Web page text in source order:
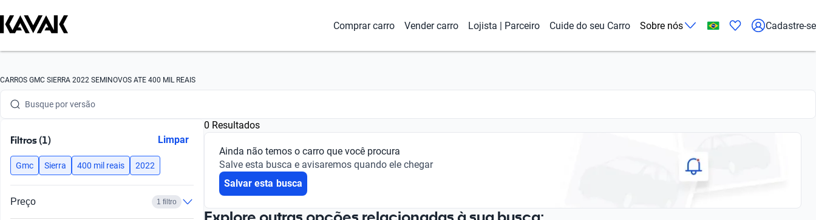
Comprar carro Vender carro Lojista | Parceiro Cuide do seu Carro Sobre nós Cadastre-se
CARROS GMC SIERRA 2022 SEMINOVOS ATE 400 MIL REAIS
Busque por marca
Busque por modelo
Busque por versão
Busque por marca
Busque por modelo
Filtros (1) Limpar
Gmc Sierra 400 mil reais 2022
Preço 1 filtro
0 Resultados
Ainda não temos o carro que você procura
Salve esta busca e avisaremos quando ele chegar
Salvar esta busca